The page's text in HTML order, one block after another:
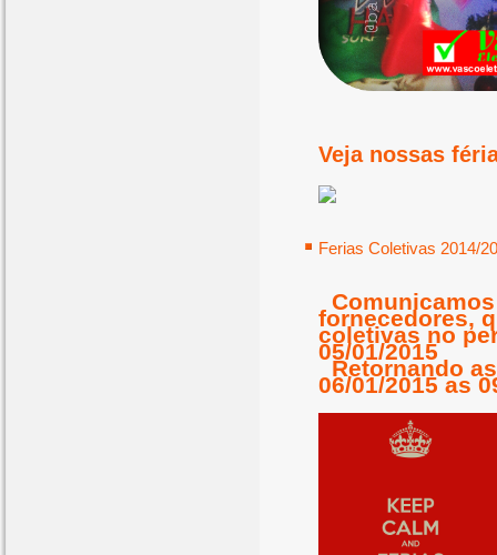
Veja nossas
Ferias Coletivas 2014/
C
fornecedores,
coletivas no
05/01/2015
Retornando
06/01/2015 as